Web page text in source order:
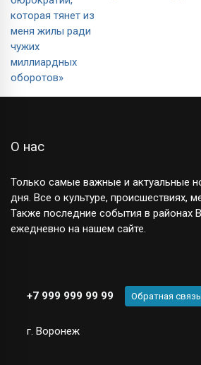
О нас
Только самые важные и актуальные
дня. Все о культуре, происшествиях,
Также последние события в районах
ежедневно на нашем сайте.
+7 999 999 99 99 Обратная связь
г. Воронеж